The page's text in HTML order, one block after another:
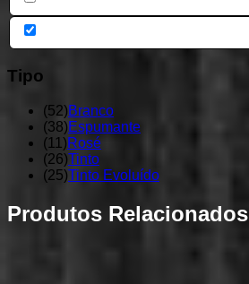
Tipo
(52)Branco
(38)Espumante
(11 )Rosé
(26)Tinto
(25)Tinto Evoluído
Produtos Relacionados